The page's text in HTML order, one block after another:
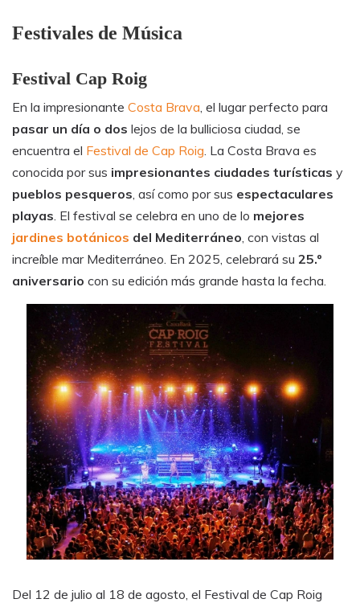
Festivales de Música
Festival Cap Roig
En la impresionante Costa Brava , el lugar perfecto para
pasar un día o dos lejos de la bulliciosa ciudad, se
encuentra el Festival de Cap Roig . La Costa Brava es
conocida por sus impresionantes ciudades turísticas y
pueblos pesqueros , así como por sus espectaculares
playas . El festival se celebra en uno de lo mejores
jardines botánicos del Mediterráneo , con vistas al
increíble mar Mediterráneo. En 2025, celebrará su 25.º
aniversario con su edición más grande hasta la fecha.
Del 12 de julio al 18 de agosto, el Festival de Cap Roig